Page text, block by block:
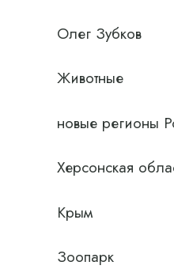
Олег Зубков
Животные
новые регионы
Херсонская
Крым
Зоопарк